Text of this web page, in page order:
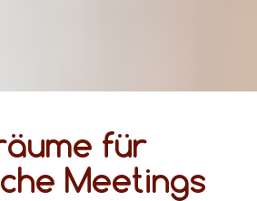
für
Meetings